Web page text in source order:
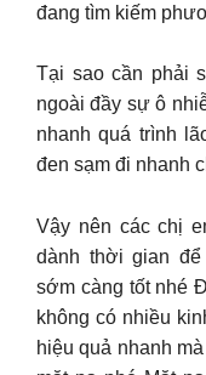
đang tìm kiếm
Tại sao cần phải
ngoài đầy sự ô
nhanh quá trình
đen sạm đi nhanh
Vậy nên các chị
dành thời gian
sớm càng tốt nhé
không có nhiều
hiệu quả nhanh